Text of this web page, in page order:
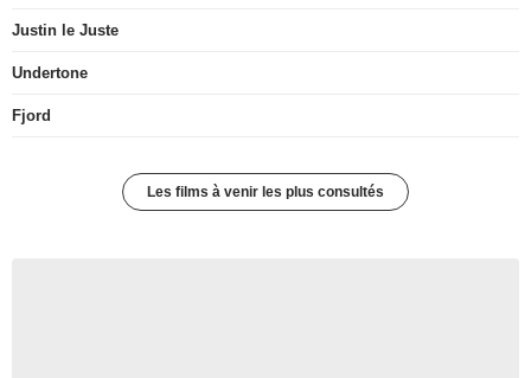
Justin le Juste
Undertone
Fjord
Les films à venir les plus consultés